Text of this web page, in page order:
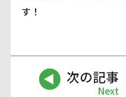
す！
次の記事
Next